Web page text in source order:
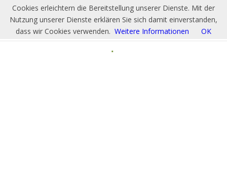
Cookies erleichtern die Bereitstellung unserer Dienste. Mit der
Nutzung unserer Dienste erklären Sie sich damit einverstanden,
dass wir Cookies verwenden. Weitere Informationen OK